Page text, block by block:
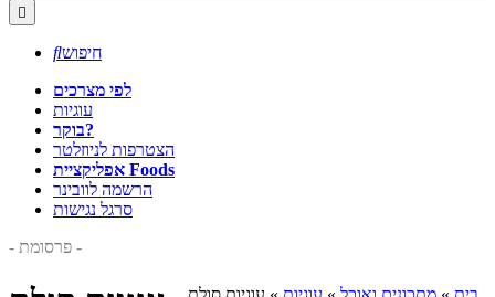

חיפוש
לפי מצרכים
עוגיות
בוקר?
הצטרפות לניוזלטר
אפליקציית Foods
הרשמה לוובינר
סרגל נגישות
- פרסומת -